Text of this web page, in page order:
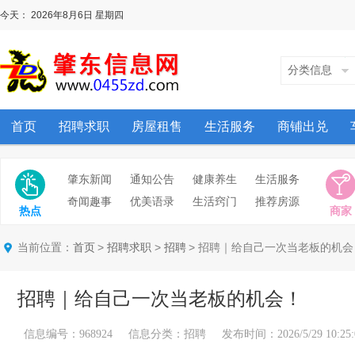
今天： 2026年8月6日 星期四
分类信息
首页 招聘求职 房屋租售 生活服务 商铺出兑
肇东新闻 通知公告 健康养生
生活服务
奇闻趣事
优美语录 生活窍门 推荐房源
热点 商家
当前位置： 首页 > 招聘求职 > 招聘 > 招聘｜给自己一次当老板的机
招聘｜给自己一次当老板的机会！
信息编号：968924 信息分类：招聘 发布时间：2026/5/29